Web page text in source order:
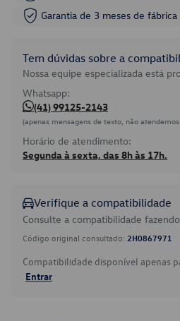
Garantia de 3 meses de fábrica
Tem dúvidas sobre a
Nossa equipe especializada está
Whatsapp:
(41) 99125-2143
(apenas mensagens de texto, não
Horário de atendimento:
Segunda à sexta, das 8h às 17h.
Verifique a compatibilidade
Consulte a compatibilidade
Código original consultado: 2H0867971
Compatibilidade disponível apenas
Entrar